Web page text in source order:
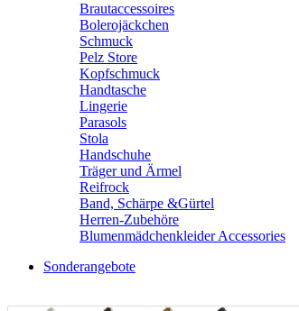
Brautaccessoires
Bolerojäckchen
Schmuck
Pelz Store
Kopfschmuck
Handtasche
Lingerie
Parasols
Stola
Handschuhe
Träger und Ärmel
Reifrock
Band, Schärpe &Gürtel
Herren-Zubehöre
Blumenmädchenkleider Accessories
Sonderangebote